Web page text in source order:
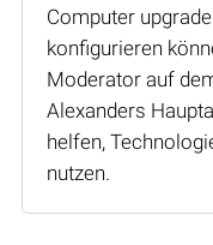
Computer
konfigurieren
Moderator auf
Alexanders
helfen,
nutzen.